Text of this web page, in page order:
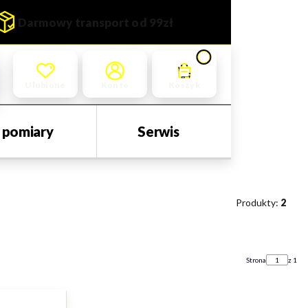
Darmowy transport od 99zł
Produkty w koszyku: 0.
pomiary Serwis
Produkty: 2
Strona z 1